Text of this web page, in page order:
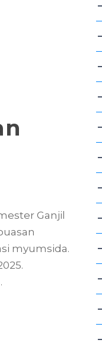
Ganjil
myumsida.